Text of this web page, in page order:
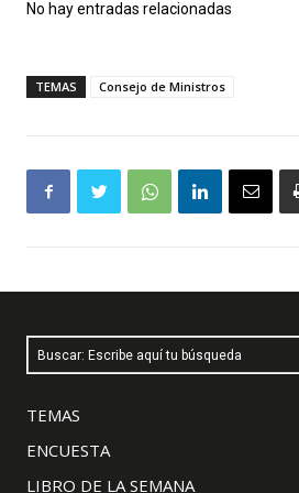
No hay entradas relacionadas
TEMAS Consejo de Ministros
Buscar: Escribe aquí tu búsqueda
TEMAS
ENCUESTA
LIBRO DE LA SEMANA